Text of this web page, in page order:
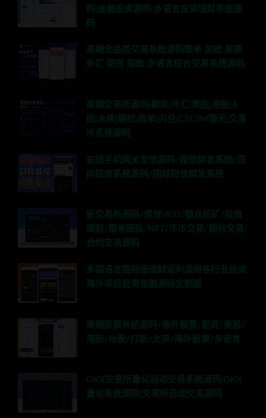
码|金融投资源码|多语言投资理财系统源
码
高端全品类交易系统源码跟单 加密 股票
外汇 期货 指数 多语言综合交易系统源码
高端交易所源码|期货|外汇|美股|港股|A
股|永续|期权|跟单|闪兑|C2C|IM聊天|交易
所系统源码
在线手机网关发信源码/短信群发系统/双
向短信系统源码/国际短信群发系统
新交易所源码/借贷/IEO/锁仓挖矿/投资
理财/跟单团队/NFT/币币交易/期权交易/
合约交易源码
多国语言国际版理财返利适用各行业投资
海外项目投资金融源码定制版
高端股票系统源码/海外股票/配资/美股/
港股/台股/打新/大宗/海外股票/多语言
OKX交易所量化自动交易系统源码|OKX
量化系统源码|交易所自动交易源码